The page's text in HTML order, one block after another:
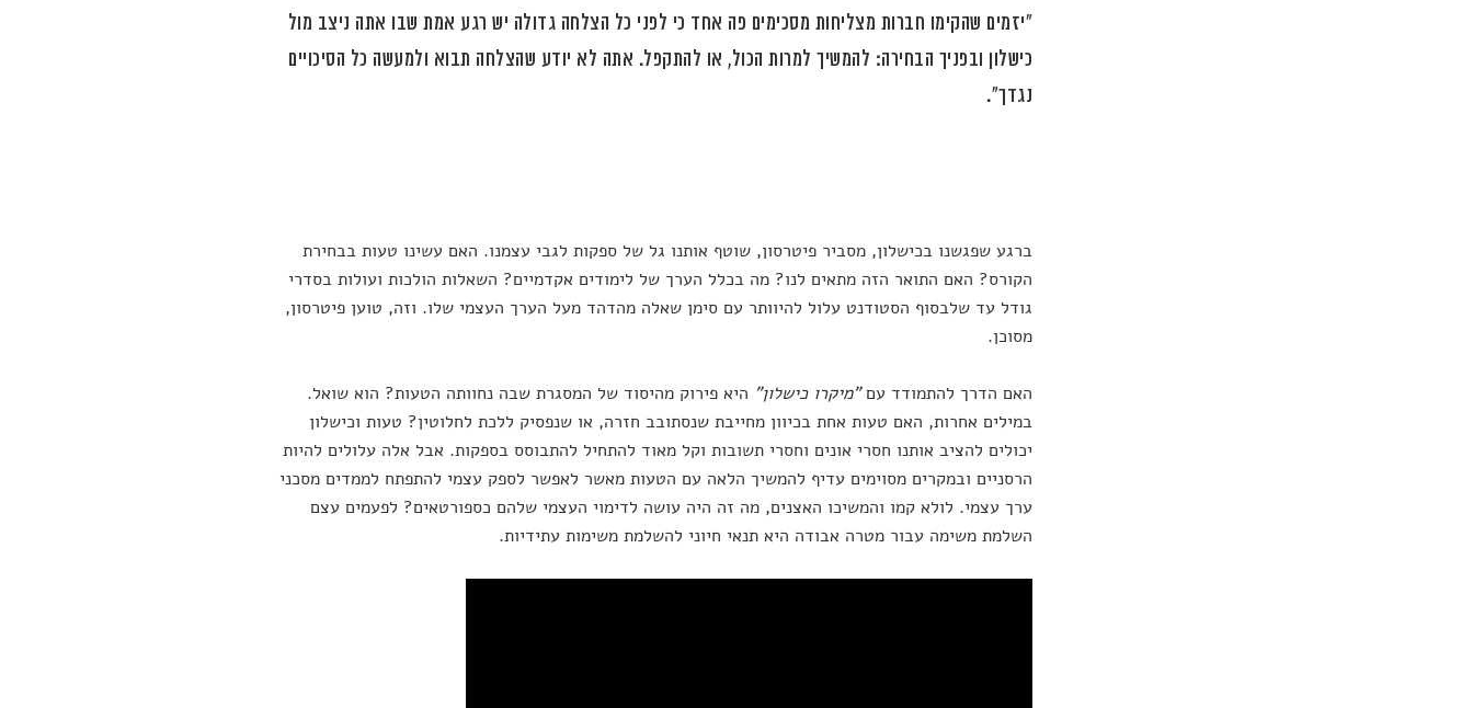
"יזמים שהקימו חברות מצליחות מסכימים פה אחד כי לפני כל הצלחה גדולה יש רגע אמת שבו אתה ניצב מול
כישלון ובפניך הבחירה: להמשיך למרות הכול, או להתקפל. אתה לא יודע שהצלחה תבוא ולמעשה כל הסיכויים
נגדך".
ברגע שפגשנו בכישלון, מסביר פיטרסון, שוטף אותנו גל של ספקות לגבי עצמנו. האם עשינו טעות בבחירת
הקורס? האם התואר הזה מתאים לנו? מה בכלל הערך של לימודים אקדמיים? השאלות הולכות ועולות בסדרי
גודל עד שלבסוף הסטודנט עלול להיוותר עם סימן שאלה מהדהד מעל הערך העצמי שלו. וזה, טוען פיטרסון,
מסוכן.
האם הדרך להתמודד עם"מיקרו כישלון" היא פירוק מהיסוד של המסגרת שבה נחוותה הטעות? הוא שואל.
במילים אחרות, האם טעות אחת בכיוון מחייבת שנסתובב חזרה, או שנפסיק ללכת לחלוטין? טעות וכישלון
יכולים להציב אותנו חסרי אונים וחסרי תשובות וקל מאוד להתחיל להתבוסס בספקות. אבל אלה עלולים להיות
הרסניים ובמקרים מסוימים עדיף להמשיך הלאה עם הטעות מאשר לאפשר לספק עצמי להתפתח לממדים מסכני
ערך עצמי. לולא קמו והמשיכו האצנים, מה זה היה עושה לדימוי העצמי שלהם כספורטאים? לפעמים עצם
השלמת משימה עבור מטרה אבודה היא תנאי חיוני להשלמת משימות עתידיות.